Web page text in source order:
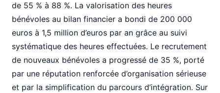
de 55 % à 88 %. La valorisation des heures
bénévoles au bilan financier a bondi de 200 000
euros à 1,5 million d’euros par an grâce au suivi
systématique des heures effectuées. Le recrutement
de nouveaux bénévoles a progressé de 35 %, porté
par une réputation renforcée d’organisation sérieuse
et par la simplification du parcours d’intégration. Sur